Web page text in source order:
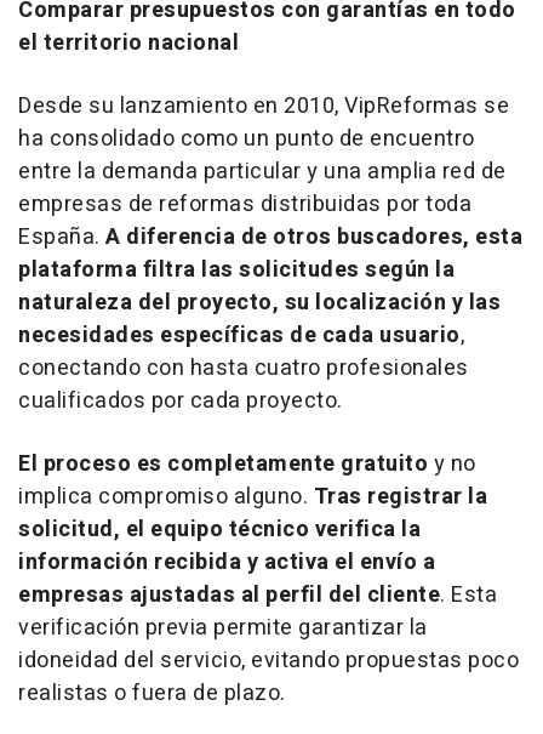
Comparar presupuestos con garantías en todo
el territorio nacional
Desde su lanzamiento en 2010, VipReformas se
ha consolidado como un punto de encuentro
entre la demanda particular y una amplia red de
empresas de reformas distribuidas por toda
España. A diferencia de otros buscadores, esta
plataforma filtra las solicitudes según la
naturaleza del proyecto, su localización y las
necesidades específicas de cada usuario,
conectando con hasta cuatro profesionales
cualificados por cada proyecto.
El proceso es completamente gratuito y no
implica compromiso alguno. Tras registrar la
solicitud, el equipo técnico verifica la
información recibida y activa el envío a
empresas ajustadas al perfil del cliente. Esta
verificación previa permite garantizar la
idoneidad del servicio, evitando propuestas poco
realistas o fuera de plazo.